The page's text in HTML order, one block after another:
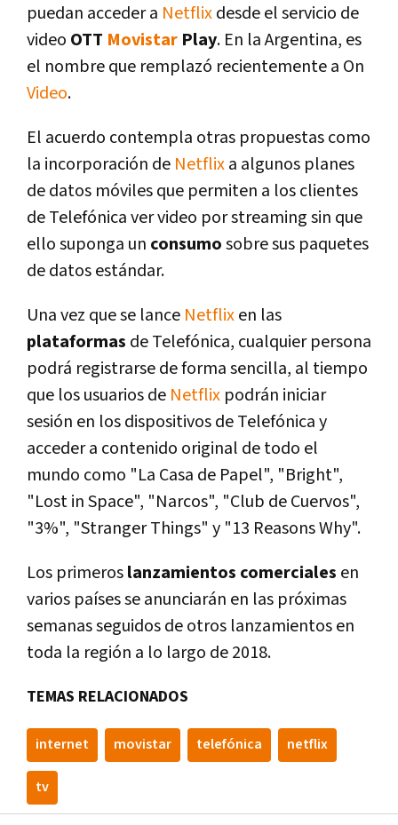
puedan acceder a Netflixdesde el servicio de
video OTT Movistar Play. En la Argentina, es
el nombre que remplazó recientemente a On
Video.
El acuerdo contempla otras propuestas como
la incorporación de Netflixa algunos planes
de datos móviles que permiten a los clientes
de Telefónica ver video por streaming sin que
ello suponga un consumosobre sus paquetes
de datos estándar.
Una vez que se lance Netflixen las
plataformas de Telefónica, cualquier persona
podrá registrarse de forma sencilla, al tiempo
que los usuarios de Netflix podrán iniciar
sesión en los dispositivos de Telefónica y
acceder a contenido original de todo el
mundo como "La Casa de Papel", "Bright",
"Lost in Space", "Narcos", "Club de Cuervos",
"3%", "Stranger Things" y "13 Reasons Why".
Los primeroslanzamientos comerciales en
varios paí­ses se anunciarán en las próximas
semanas seguidos de otros lanzamientos en
toda la región a lo largo de 2018.
TEMAS RELACIONADOS
internet movistar telefónica netflix
tv